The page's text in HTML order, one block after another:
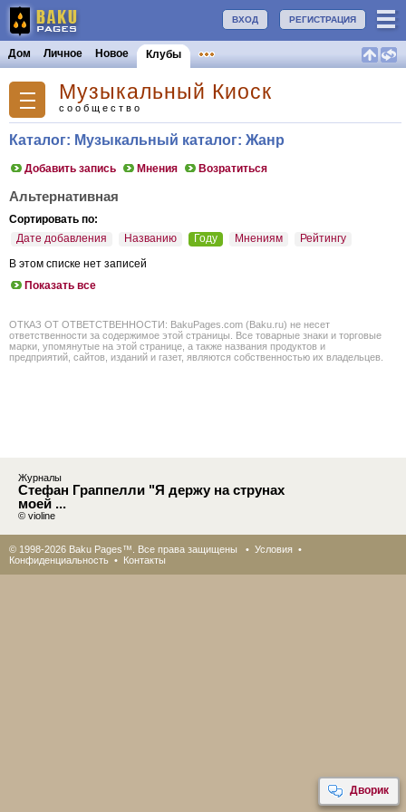
РЕГИСТРАЦИЯ
ВХОД
Дом Личное Новое Клубы
Музыкальный Киоск
сообщество
Каталог: Музыкальный каталог: Жанр
Добавить запись Мнения Возратиться
Альтернативная
Сортировать по:
Дате добавления
Названию Году Мнениям
Рейтингу
В этом списке нет записей
Показать все
ОТКАЗ ОТ ОТВЕТСТВЕННОСТИ: BakuPages.com (Baku.ru) не несет
ответственности за содержимое этой страницы. Все товарные знаки и торговые
марки, упомянутые на этой странице, а также названия продуктов и
предприятий, сайтов, изданий и газет, являются собственностью их владельцев.
Дворик
Журналы
Стефан Граппелли "Я держу на струнах
моей ...
© violine
© 1998-2026 Baku Pages™. Все права защищены • Условия •
Конфиденциальность • Контакты